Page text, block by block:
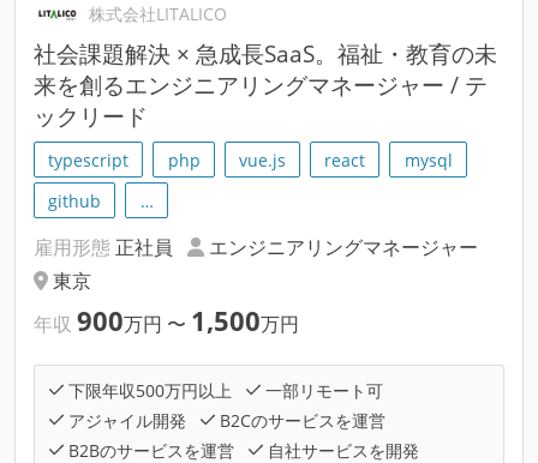
株式会社LITALICO
社会課題解決 × 急成長SaaS。福祉・教育の未
来を創るエンジニアリングマネージャー / テ
ックリード
typescript php vue.js react
mysql
github
…
雇用形態 正社員
エンジニアリングマネージャー
東京
年収 900万円 〜 1,500万円
下限年収500万円以上
一部リモート可
アジャイル開発
B2Cのサービスを運営
B2Bのサービスを運営
自社サービスを開発